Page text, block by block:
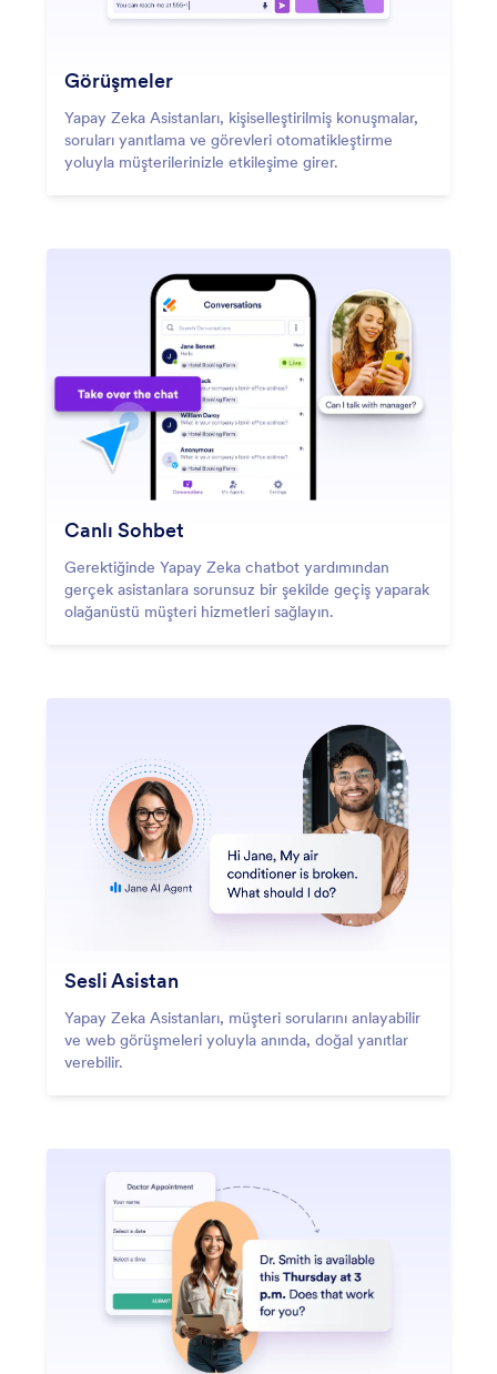
Görüşmeler
Yapay Zeka Asistanları, kişiselleştirilmiş konuşmalar,
soruları yanıtlama ve görevleri otomatikleştirme
yoluyla müşterilerinizle etkileşime girer.
Canlı Sohbet
Gerektiğinde Yapay Zeka chatbot yardımından
gerçek asistanlara sorunsuz bir şekilde geçiş yaparak
olağanüstü müşteri hizmetleri sağlayın.
Sesli Asistan
Yapay Zeka Asistanları, müşteri sorularını anlayabilir
ve web görüşmeleri yoluyla anında, doğal yanıtlar
verebilir.